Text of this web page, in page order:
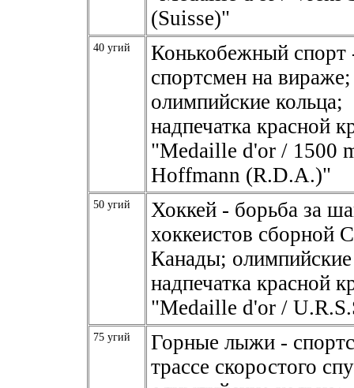
(Suisse)"
40 угий
Конькобежный спорт
спортсмен на вираже;
олимпийские кольца;
надпечатка красной
"Mеdaille d'or / 1500
Hoffmann (R.D.A.)"
50 угий
Хоккей - борьба за
хоккеистов сборной
Канады; олимпийские
надпечатка красной
"Mеdaille d'or /
75 угий
Горные лыжи -
трассе скоростого